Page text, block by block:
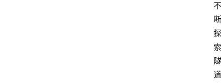
不
断
探
索
隧
道